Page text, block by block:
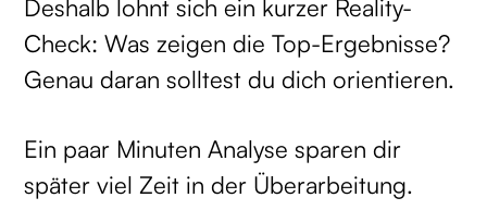
Deshalb lohnt sich ein kurzer Reality-
Check: Was zeigen die Top-Ergebnisse?
Genau daran solltest du dich orientieren.
Ein paar Minuten Analyse sparen dir
später viel Zeit in der Überarbeitung.